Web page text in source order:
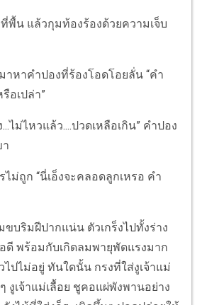
พื้น แล้วกุมท้องร้องด้วยความเจ็บ
าหาคำปองที่ร้องโอดโอยลั่น “คำ
อเปล่า”
ไม่ไหวแล้ว....ปวดเหลือเกิน” คำปอง
ไม่ถูก “นี่เอ็งจะคลอดลูกเหรอ คำ
บริมฝีปากแน่น ตัวเกร็งไปทั้งร่าง
ดี พร้อมกับเกิดลมพายุพัดแรงมาก
ปไม่อยู่ ทันใดนั้น กรงที่ใส่งูเจ้าแม่
งูเจ้าแม่เลื้อย ชูคอแผ่พังพานอย่าง